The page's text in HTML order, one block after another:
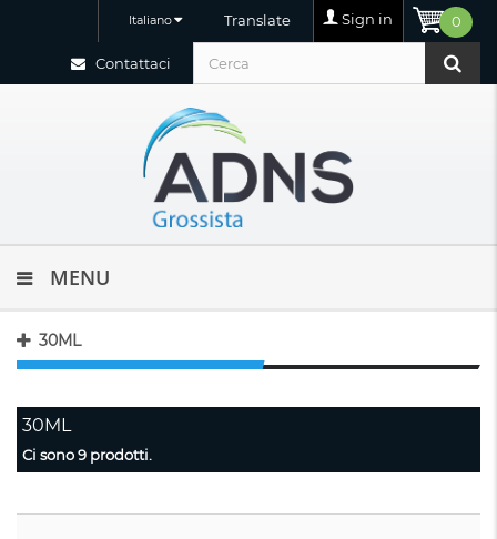
0
Sign in
Translate
Italiano
Contattaci
MENU
30ML
30ML
Ci sono 9 prodotti.